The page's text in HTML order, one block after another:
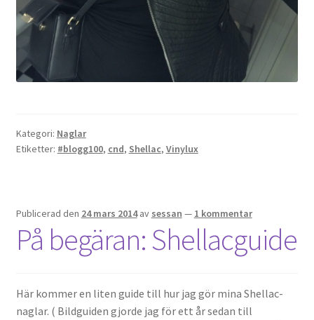
Kategori: Naglar
Etiketter: #blogg100, cnd, Shellac, Vinylux
Publicerad den 24 mars 2014 av sessan — 1 kommentar
På begäran: Shellacguide
Här kommer en liten guide till hur jag gör mina Shellac-
naglar. ( Bildguiden gjorde jag för ett år sedan till